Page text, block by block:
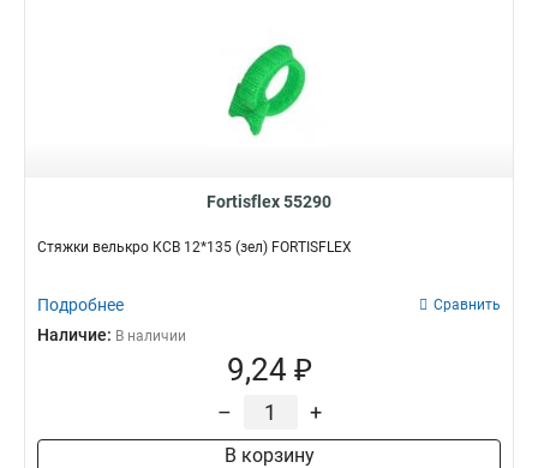
Fortisflex 55290
Стяжки велькро КСВ 12*135 (зел) FORTISFLEX
Подробнее Сравнить
Наличие: В наличии
9,24 ₽
– +
В корзину